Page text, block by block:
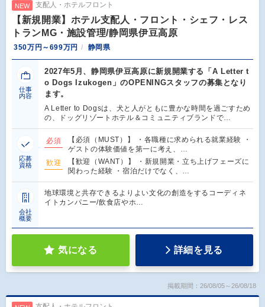
NEW 支配人・ホテルフロント
【新規開業】ホテル支配人・フロント・シェフ・レス
トランMG・施設管理/静岡県伊豆高原
350万円～699万円 静岡県
仕事
内容
2027年5月、静岡県伊豆高原に新規開業する「A Letter t
o Dogs Izukogen」のOPENINGスタッフの募集となり
ます。
A Letter to Dogsは、犬と人がともに豊かな時間を過ごすため
の、ドッグリゾートホテル＆コミュニティブランドで…
応募
資格
必須
【必須（MUST）】 ・各職種に求められる就業経験 ・
ゲストの体験価値を第一に考え、…
歓迎
【歓迎（WANT）】 ・新規開業・立ち上げフェーズに
関わった経験 ・宿泊だけでなく、…
会社
概要
地球環境と共存できるよりよい文化の創造をするコーディネ
イトカンパニー/飲食店やホ…
気になる 詳細を見る
掲載期間：26/08/05～26/08/18